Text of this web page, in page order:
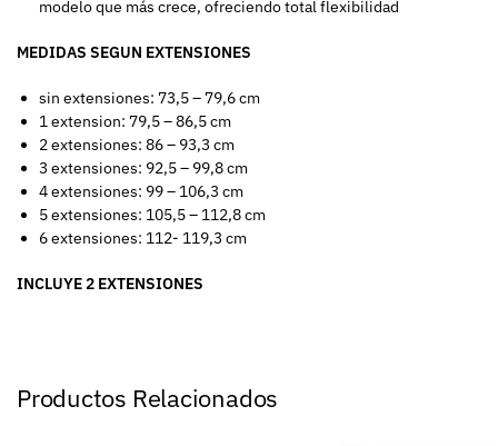
modelo que más crece, ofreciendo total flexibilidad
MEDIDAS SEGUN EXTENSIONES
sin extensiones: 73,5 – 79,6 cm
1 extension: 79,5 – 86,5 cm
2 extensiones: 86 – 93,3 cm
3 extensiones: 92,5 – 99,8 cm
4 extensiones: 99 – 106,3 cm
5 extensiones: 105,5 – 112,8 cm
6 extensiones: 112- 119,3 cm
INCLUYE 2 EXTENSIONES
Productos Relacionados